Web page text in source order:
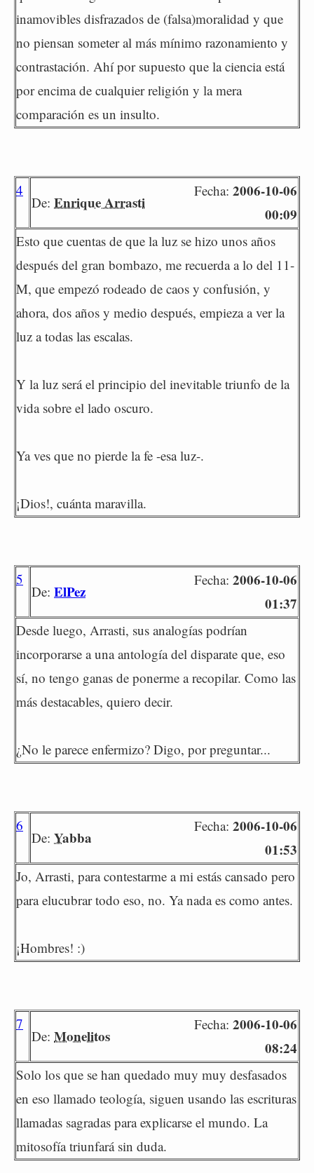
inamovibles disfrazados de (falsa)moralidad y que
no piensan someter al más mínimo razonamiento y
contrastación. Ahí por supuesto que la ciencia está
por encima de cualquier religión y la mera
comparación es un insulto.
4
De: Enrique Arrasti
Fecha: 2006-10-06
00:09
Esto que cuentas de que la luz se hizo unos años
después del gran bombazo, me recuerda a lo del 11-
M, que empezó rodeado de caos y confusión, y
ahora, dos años y medio después, empieza a ver la
luz a todas las escalas.
Y la luz será el principio del inevitable triunfo de la
vida sobre el lado oscuro.
Ya ves que no pierde la fe -esa luz-.
¡Dios!, cuánta maravilla.
5
De: ElPez
Fecha: 2006-10-06
01:37
Desde luego, Arrasti, sus analogías podrían
incorporarse a una antología del disparate que, eso
sí, no tengo ganas de ponerme a recopilar. Como las
más destacables, quiero decir.
¿No le parece enfermizo? Digo, por preguntar...
6
De: Yabba
Fecha: 2006-10-06
01:53
Jo, Arrasti, para contestarme a mi estás cansado pero
para elucubrar todo eso, no. Ya nada es como antes.
¡Hombres! :)
7
De: Monelitos
Fecha: 2006-10-06
08:24
Solo los que se han quedado muy muy desfasados
en eso llamado teología, siguen usando las escrituras
llamadas sagradas para explicarse el mundo. La
mitosofía triunfará sin duda.